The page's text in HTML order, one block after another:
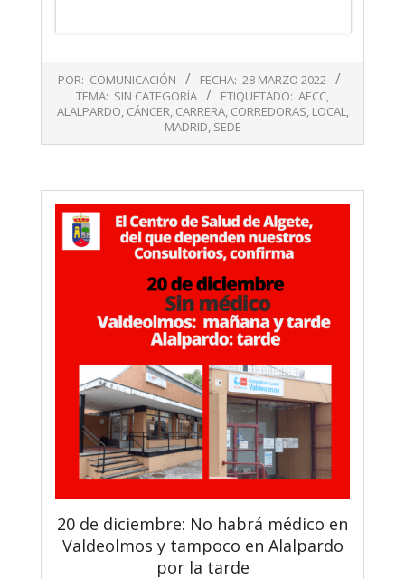
03-
POR: COMUNICACIÓN FECHA: 28 MARZO 2022
TEMA: SIN CATEGORÍA ETIQUETADO: AECC
ALALPARDO CÁNCER CARRERA, CORREDORAS LOCAL
MADRID SEDE
20 de diciembre: No habrá médico en
Valdeolmos y tampoco en Alalpardo
por la tarde